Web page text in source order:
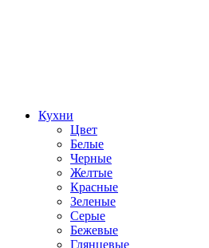
Кухни
Цвет
Белые
Черные
Желтые
Красные
Зеленые
Серые
Бежевые
Глянцевые